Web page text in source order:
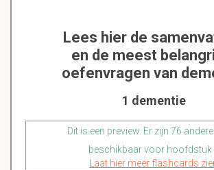
Lees hier de
en de meest
oefenvragen van
1 dementie
Dit is een preview. Er zijn 76
beschikbaar voor hoofdstuk
Laat hier meer flashcards